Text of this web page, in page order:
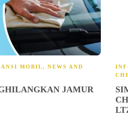
MOBIL, NEWS AND
JAMUR